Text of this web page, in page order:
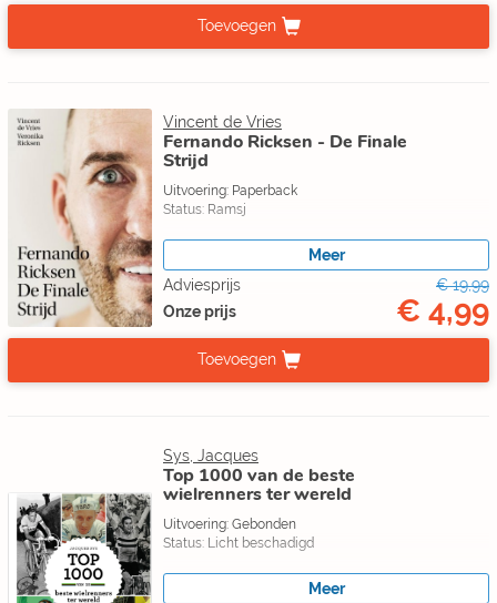
Toevoegen
Vincent de Vries
Fernando Ricksen - De Finale
Strijd
Uitvoering: Paperback
Status: Ramsj
Meer
Adviesprijs
€ 19,99
Onze prijs
€ 4,99
Toevoegen
Sys, Jacques
Top 1000 van de beste
wielrenners ter wereld
Uitvoering: Gebonden
Status: Licht beschadigd
Meer